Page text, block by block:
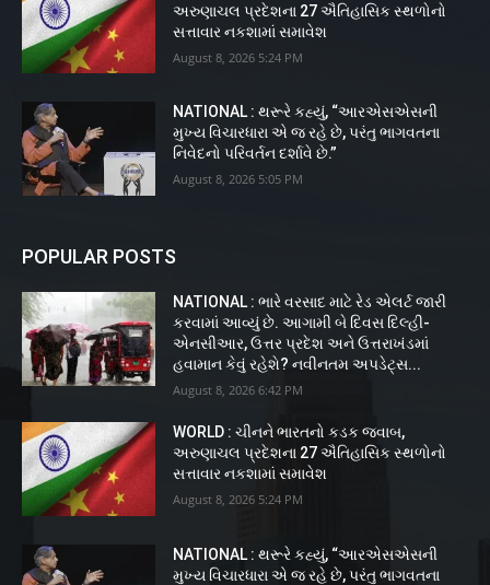
અરુણાચલ પ્રદેશના 27 ઐતિહાસિક સ્થળોનો
સત્તાવાર નકશામાં સમાવેશ
August 8, 2026 5:24 PM
NATIONAL : થરૂરે કહ્યું, “આરએસએસની
મુખ્ય વિચારધારા એ જ રહે છે, પરંતુ ભાગવતના
નિવેદનો પરિવર્તન દર્શાવે છે.”
August 8, 2026 5:05 PM
POPULAR POSTS
NATIONAL : ભારે વરસાદ માટે રેડ એલર્ટ જારી
કરવામાં આવ્યું છે. આગામી બે દિવસ દિલ્હી-
એનસીઆર, ઉત્તર પ્રદેશ અને ઉત્તરાખંડમાં
હવામાન કેવું રહેશે? નવીનતમ અપડેટ્સ...
August 8, 2026 6:42 PM
WORLD : ચીનને ભારતનો કડક જવાબ,
અરુણાચલ પ્રદેશના 27 ઐતિહાસિક સ્થળોનો
સત્તાવાર નકશામાં સમાવેશ
August 8, 2026 5:24 PM
NATIONAL : થરૂરે કહ્યું, “આરએસએસની
મુખ્ય વિચારધારા એ જ રહે છે, પરંતુ ભાગવતના